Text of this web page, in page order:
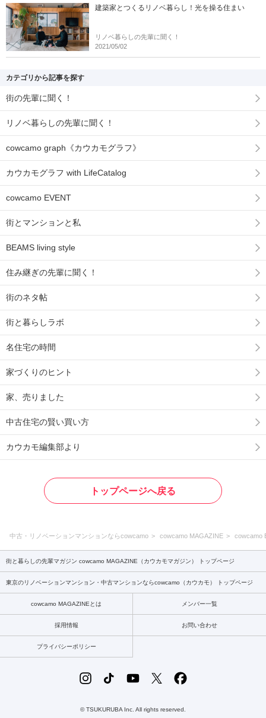
建築家とつくるリノベ暮らし！光を操る住まい
リノベ暮らしの先輩に聞く！
2021/05/02
カテゴリから記事を探す
街の先輩に聞く！
リノベ暮らしの先輩に聞く！
cowcamo graph《カウカモグラフ》
カウカモグラフ with LifeCatalog
cowcamo EVENT
街とマンションと私
BEAMS living style
住み継ぎの先輩に聞く！
街のネタ帖
街と暮らしラボ
名住宅の時間
家づくりのヒント
家、売りました
中古住宅の賢い買い方
カウカモ編集部より
トップページへ戻る
中古・リノベーションマンションならcowcamo cowcamo MAGAZINE cowcamo
街と暮らしの先輩マガジン cowcamo MAGAZINE（カウカモマガジン） トップページ
東京のリノベーションマンション・中古マンションならcowcamo（カウカモ） トップページ
cowcamo MAGAZINEとは メンバー一覧
採用情報 お問い合わせ
プライバシーポリシー
© TSUKURUBA Inc. All rights reserved.